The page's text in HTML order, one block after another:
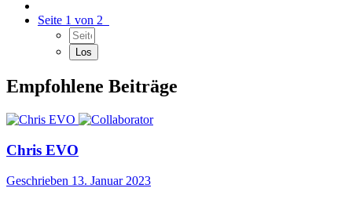
Seite 1 von 2
Empfohlene Beiträge
Chris EVO
Geschrieben 13. Januar 2023